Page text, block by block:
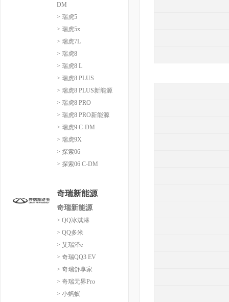
DM
> 瑞虎5
> 瑞虎5x
> 瑞虎7L
> 瑞虎8
> 瑞虎8 L
> 瑞虎8 PLUS
> 瑞虎8 PLUS新能源
> 瑞虎8 PRO
> 瑞虎8 PRO新能源
> 瑞虎9 C-DM
> 瑞虎9X
> 探索06
> 探索06 C-DM
奇瑞新能源
奇瑞新能源
> QQ冰淇淋
> QQ多米
> 艾瑞泽e
> 奇瑞QQ3 EV
> 奇瑞舒享家
> 奇瑞无界Pro
> 小蚂蚁